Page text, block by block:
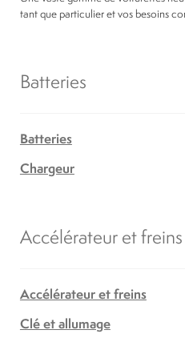
tant que particulier et vos besoins
Batteries
Batteries
Chargeur
Accélérateur et freins
Accélérateur et freins
Clé et allumage